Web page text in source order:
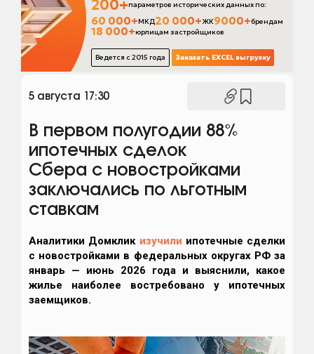
5 августа 17:30
В первом полугодии 88%
ипотечных сделок
Сбера c новостройками
заключались по льготным
ставкам
Аналитики Домклик изучили ипотечные сделки
с новостройками в федеральных округах РФ за
январь — июнь 2026 года и выяснили, какое
жилье наиболее востребовано у ипотечных
заемщиков.